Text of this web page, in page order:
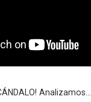
Analizamos...